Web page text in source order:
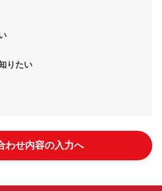
りたい
わせ内容の入力へ